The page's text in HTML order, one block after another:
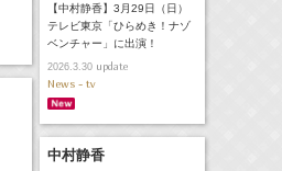
【中村静香】3月29日（日）
テレビ東京「ひらめき！ナゾ
ベンチャー」に出演！
2026.3.30update
News - tv
中村静香